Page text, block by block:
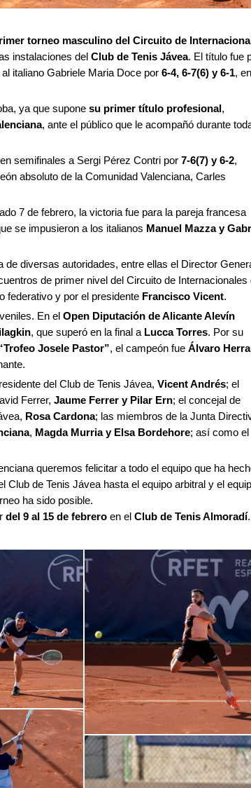
torneo masculino del Circuito de
instalaciones del Club de Tenis Jávea. El título fue
italiano Gabriele Maria Doce por 6-4, 6-7(6) y 6-1, en
ya que supone su primer título profesional ,
, ante el público que le acompañó durante
semifinales a Sergi Pérez Contri por 7-6(7) y 6-2,
absoluto de la Comunidad Valenciana, Carles
7 de febrero, la victoria fue para la pareja francesa
se impusieron a los italianos Manuel Mazza y
diversas autoridades, entre ellas el Director
de primer nivel del Circuito de Internacionales
federativo y por el presidente Francisco Vicent.
En el Open Diputación de Alicante Alevín
, que superó en la final a Lucca Torres. Por su
Josele Pastor”, el campeón fue Álvaro
del Club de Tenis Jávea, Vicent Andrés; el
Ferrer, Jaume Ferrer y Pilar Ern; el concejal de
Rosa Cardona; las miembros de la Junta
, Magda Murria y Elsa Bordehore; así como el
queremos felicitar a todo el equipo que ha
Club de Tenis Jávea hasta el equipo arbitral y el
ha sido posible.
del 9 al 15 de febrero en el Club de Tenis Almoradí.